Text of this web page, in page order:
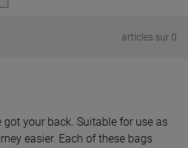
articles sur 0
your back. Suitable for use as
easier. Each of these bags